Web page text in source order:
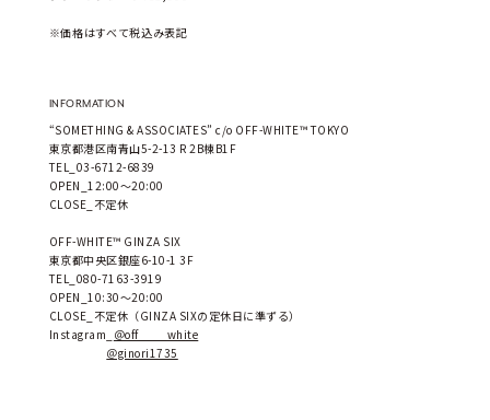
※価格はすべて税込み表記
INFORMATION
“SOMETHING & ASSOCIATES” c/o OFF-WHITE™ TOKYO
東京都港区南青山5-2-13 R 2B棟B1F
TEL_03-6712-6839
OPEN_12:00～20:00
CLOSE_不定休
OFF-WHITE™ GINZA SIX
東京都中央区銀座6-10-1 3F
TEL_080-7163-3919
OPEN_10:30～20:00
CLOSE_不定休（GINZA SIXの定休日に準ずる）
Instagram_ ＠off____white
＠ginori1735